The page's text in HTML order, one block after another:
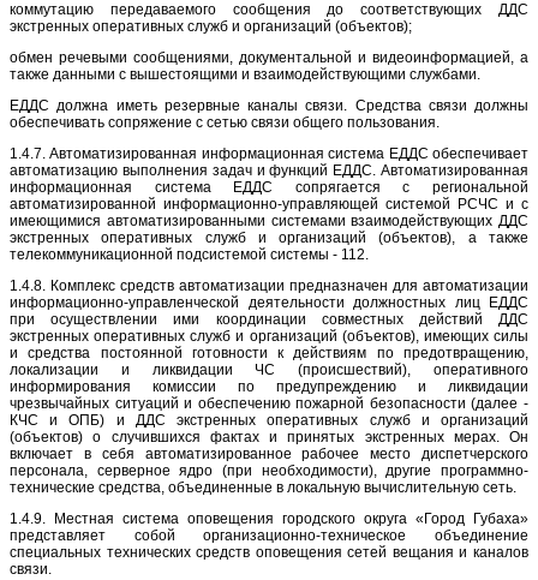
коммутацию передаваемого сообщения до соответствующих ДДС
экстренных оперативных служб и организаций (объектов);
обмен речевыми сообщениями, документальной и видеоинформацией, а
также данными с вышестоящими и взаимодействующими службами.
ЕДДС должна иметь резервные каналы связи. Средства связи должны
обеспечивать сопряжение с сетью связи общего пользования.
1.4.7. Автоматизированная информационная система ЕДДС обеспечивает
автоматизацию выполнения задач и функций ЕДДС. Автоматизированная
информационная система ЕДДС сопрягается с региональной
автоматизированной информационно-управляющей системой РСЧС и с
имеющимися автоматизированными системами взаимодействующих ДДС
экстренных оперативных служб и организаций (объектов), а также
телекоммуникационной подсистемой системы - 112.
1.4.8. Комплекс средств автоматизации предназначен для автоматизации
информационно-управленческой деятельности должностных лиц ЕДДС
при осуществлении ими координации совместных действий ДДС
экстренных оперативных служб и организаций (объектов), имеющих силы
и средства постоянной готовности к действиям по предотвращению,
локализации и ликвидации ЧС (происшествий), оперативного
информирования комиссии по предупреждению и ликвидации
чрезвычайных ситуаций и обеспечению пожарной безопасности (далее -
КЧС и ОПБ) и ДДС экстренных оперативных служб и организаций
(объектов) о случившихся фактах и принятых экстренных мерах. Он
включает в себя автоматизированное рабочее место диспетчерского
персонала, серверное ядро (при необходимости), другие программно-
технические средства, объединенные в локальную вычислительную сеть.
1.4.9. Местная система оповещения городского округа «Город Губаха»
представляет собой организационно-техническое объединение
специальных технических средств оповещения сетей вещания и каналов
связи.